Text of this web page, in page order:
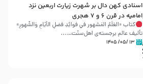
اسنادی کهن دال بر شهرت زیارت اربعین نزد
امامیه در قرن ۶ و ۷ هجری
کتاب «العَلَمُ المَشهور في فَوائِدِ فَضلِ الأيّامِ وَالشُّهورِ»
تألیف عالم برجسته‌ی اهل‌سنّت…...
۱۳ /۰۵/ ۱۴۰۵